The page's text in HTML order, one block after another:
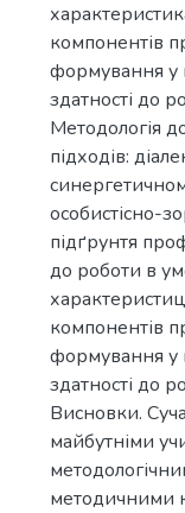
компонентів
формування у
здатності до
Методологія
підходів:
особистісно-
підґрунтя
до роботи в
компонентів
формування у
здатності до
Висновки.
майбутніми
методичними